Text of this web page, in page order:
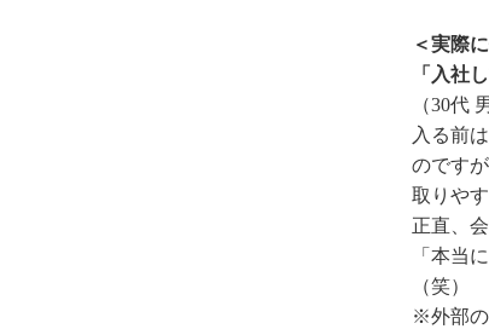
＜実際
「入社
（30代
入る前
のです
取りや
正直、
「本当
（笑）
※外部の